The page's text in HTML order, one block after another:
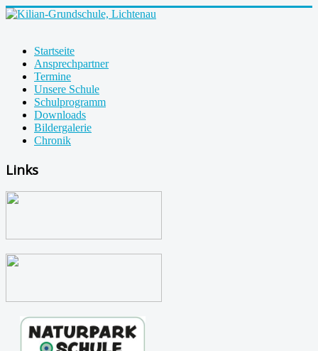
Startseite
Ansprechpartner
Termine
Unsere Schule
Schulprogramm
Downloads
Bildergalerie
Chronik
Links